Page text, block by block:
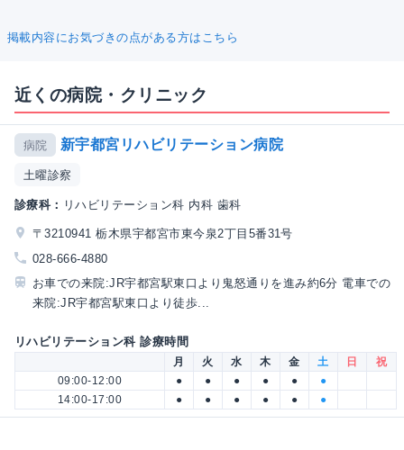
掲載内容にお気づきの点がある方はこちら
近くの病院・クリニック
病院 新宇都宮リハビリテーション病院
土曜診察
診療科： リハビリテーション科 内科 歯科
〒3210941 栃木県宇都宮市東今泉2丁目5番31号
028-666-4880
お車での来院:JR宇都宮駅東口より鬼怒通りを進み約6分 電車での
来院:JR宇都宮駅東口より徒歩...
リハビリテーション科 診療時間
月 火 水 木 金 土 日
祝
09:00-12:00
● ● ● ● ●
●
14:00-17:00
● ● ● ● ● ●